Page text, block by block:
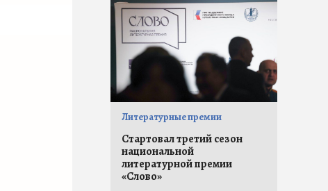
Литературные премии
Стартовал третий сезон
национальной
литературной премии
«Слово»